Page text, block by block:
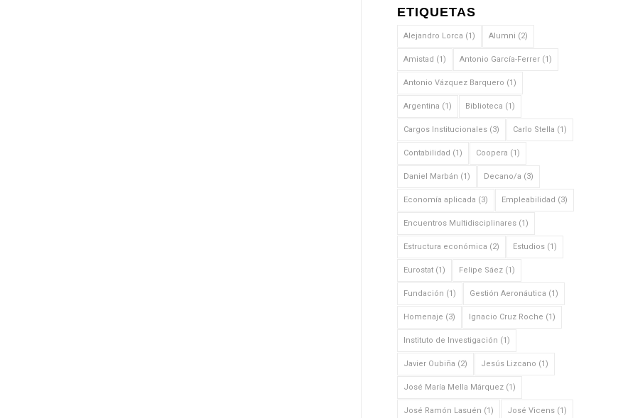
ETIQUETAS
Alejandro Lorca (1) Alumni (2)
Amistad (1) Antonio García-Ferrer(1)
Antonio Vázquez Barquero (1)
Argentina (1) Biblioteca (1)
Cargos Institucionales(3) Carlo Stella (1)
Contabilidad (1) Coopera (1)
Daniel Marbán (1) Decano/a (3)
Economía aplicada (3) Empleabilidad (3)
Encuentros Multidisciplinares(1)
Estructura económica (2) Estudios(1)
Eurostat(1) Felipe Sáez(1)
Fundación (1) Gestión Aeronáutica (1)
Homenaje (3) Ignacio Cruz Roche (1)
Instituto de Investigación (1)
Javier Oubiña (2) Jesús Lizcano (1)
José María Mella Márquez(1)
José Ramón Lasuén (1) José Vicens(1)